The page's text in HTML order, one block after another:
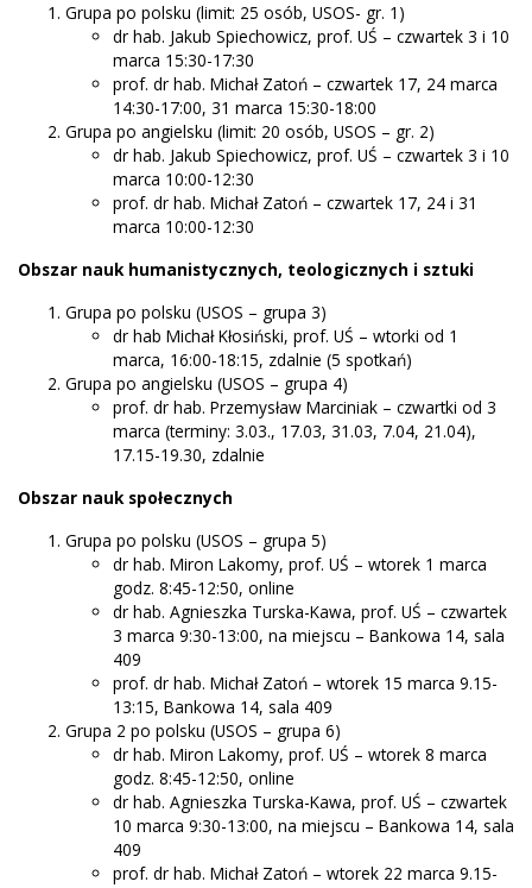
Grupa po polsku (limit: 25 osób, USOS- gr. 1)
dr hab. Jakub Spiechowicz, prof. UŚ – czwartek 3 i 10
marca 15:30-17:30
prof. dr hab. Michał Zatoń – czwartek 17, 24 marca
14:30-17:00, 31 marca 15:30-18:00
Grupa po angielsku (limit: 20 osób, USOS – gr. 2)
dr hab. Jakub Spiechowicz, prof. UŚ – czwartek 3 i 10
marca 10:00-12:30
prof. dr hab. Michał Zatoń – czwartek 17, 24 i 31
marca 10:00-12:30
Obszar nauk humanistycznych, teologicznych i sztuki
Grupa po polsku (USOS – grupa 3)
dr hab Michał Kłosiński, prof. UŚ – wtorki od 1
marca, 16:00-18:15, zdalnie (5 spotkań)
Grupa po angielsku (USOS – grupa 4)
prof. dr hab. Przemysław Marciniak – czwartki od 3
marca (terminy: 3.03., 17.03, 31.03, 7.04, 21.04),
17.15-19.30, zdalnie
Obszar nauk społecznych
Grupa po polsku (USOS – grupa 5)
dr hab. Miron Lakomy, prof. UŚ – wtorek 1 marca
godz. 8:45-12:50, online
dr hab. Agnieszka Turska-Kawa, prof. UŚ – czwartek
3 marca 9:30-13:00, na miejscu – Bankowa 14, sala
409
prof. dr hab. Michał Zatoń – wtorek 15 marca 9.15-
13:15, Bankowa 14, sala 409
Grupa 2 po polsku (USOS – grupa 6)
dr hab. Miron Lakomy, prof. UŚ – wtorek 8 marca
godz. 8:45-12:50, online
dr hab. Agnieszka Turska-Kawa, prof. UŚ – czwartek
10 marca 9:30-13:00, na miejscu – Bankowa 14, sala
409
prof. dr hab. Michał Zatoń – wtorek 22 marca 9.15-